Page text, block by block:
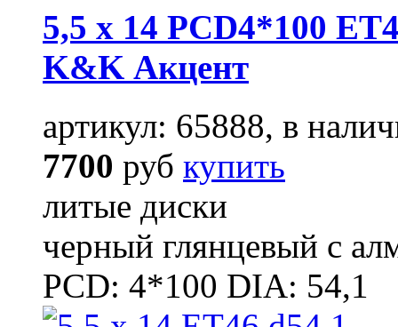
5,5 x 14 PCD4*100
K&K Акцент
артикул: 65888, в
7700 руб купить
литые диски
черный глянцевый с
PCD: 4*100 DIA: 54,1